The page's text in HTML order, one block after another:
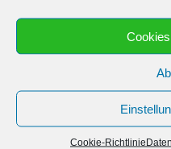
Cookie-Richtlinie
Samstag: 9:00 bis 12:00
Sonntag: Geschlossen bis